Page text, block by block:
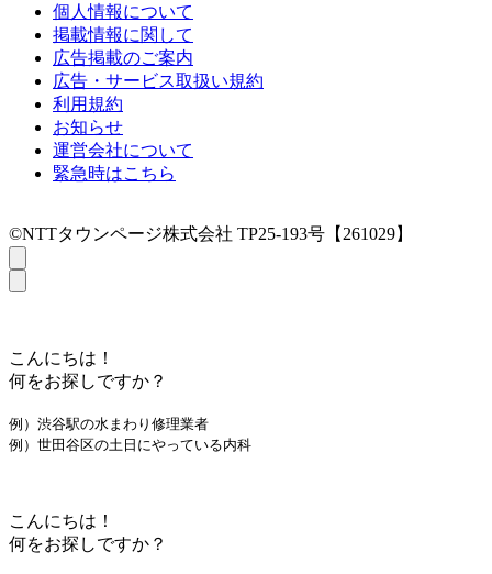
個人情報について
掲載情報に関して
広告掲載のご案内
広告・サービス取扱い規約
利用規約
お知らせ
運営会社について
緊急時はこちら
©NTTタウンページ株式会社 TP25-193号【261029】
こんにちは！
何をお探しですか？
例）渋谷駅の水まわり修理業者
例）世田谷区の土日にやっている内科
こんにちは！
何をお探しですか？